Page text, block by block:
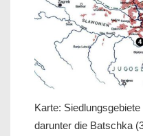
Karte:
darunter die Batschka